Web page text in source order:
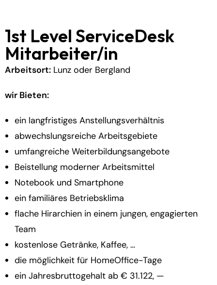
1st Level ServiceDesk
Mitarbeiter/in
Arbeitsort: Lunz oder Bergland
wir Bieten:
ein langfristiges Anstellungsverhältnis
abwechslungsreiche Arbeitsgebiete
umfangreiche Weiterbildungsangebote
Beistellung moderner Arbeitsmittel
Notebook und Smartphone
ein familiäres Betriebsklima
flache Hirarchien in einem jungen, engagierten
Team
kostenlose Getränke, Kaffee, …
die möglichkeit für HomeOffice-Tage
ein Jahresbruttogehalt ab € 31.122, —